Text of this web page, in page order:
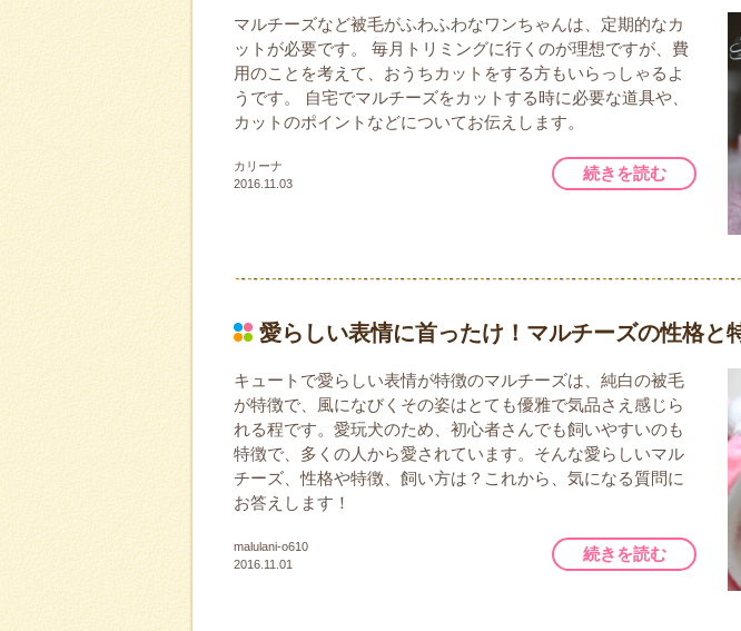
マルチーズなど被毛がふわふわなワンちゃんは、定期的なカ
ットが必要です。 毎月トリミングに行くのが理想ですが、費
用のことを考えて、おうちカットをする方もいらっしゃるよ
うです。 自宅でマルチーズをカットする時に必要な道具や、
カットのポイントなどについてお伝えします。
続きを読む
カリーナ
2016.11.03
愛らしい表情に首ったけ！マルチーズの性格と
キュートで愛らしい表情が特徴のマルチーズは、純白の被毛
が特徴で、風になびくその姿はとても優雅で気品さえ感じら
れる程です。愛玩犬のため、初心者さんでも飼いやすいのも
特徴で、多くの人から愛されています。そんな愛らしいマル
チーズ、性格や特徴、飼い方は？これから、気になる質問に
お答えします！
続きを読む
malulani-o610
2016.11.01